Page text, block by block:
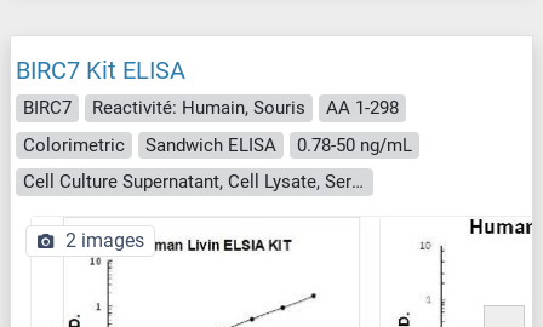
BIRC7 Kit ELISA
BIRC7 Reactivité: Humain, Souris
AA 1-298
Colorimetric
Sandwich ELISA
0.78-50 ng/mL
Cell Culture Supernatant, Cell Lysate, Serum, Tissue Homogenate
2 images